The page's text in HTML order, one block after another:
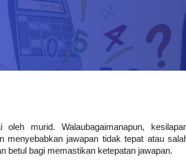
murid. Walaubagaimanapun,
menyebabkan jawapan tidak tepat atau
betul bagi memastikan ketepatan jawapan.